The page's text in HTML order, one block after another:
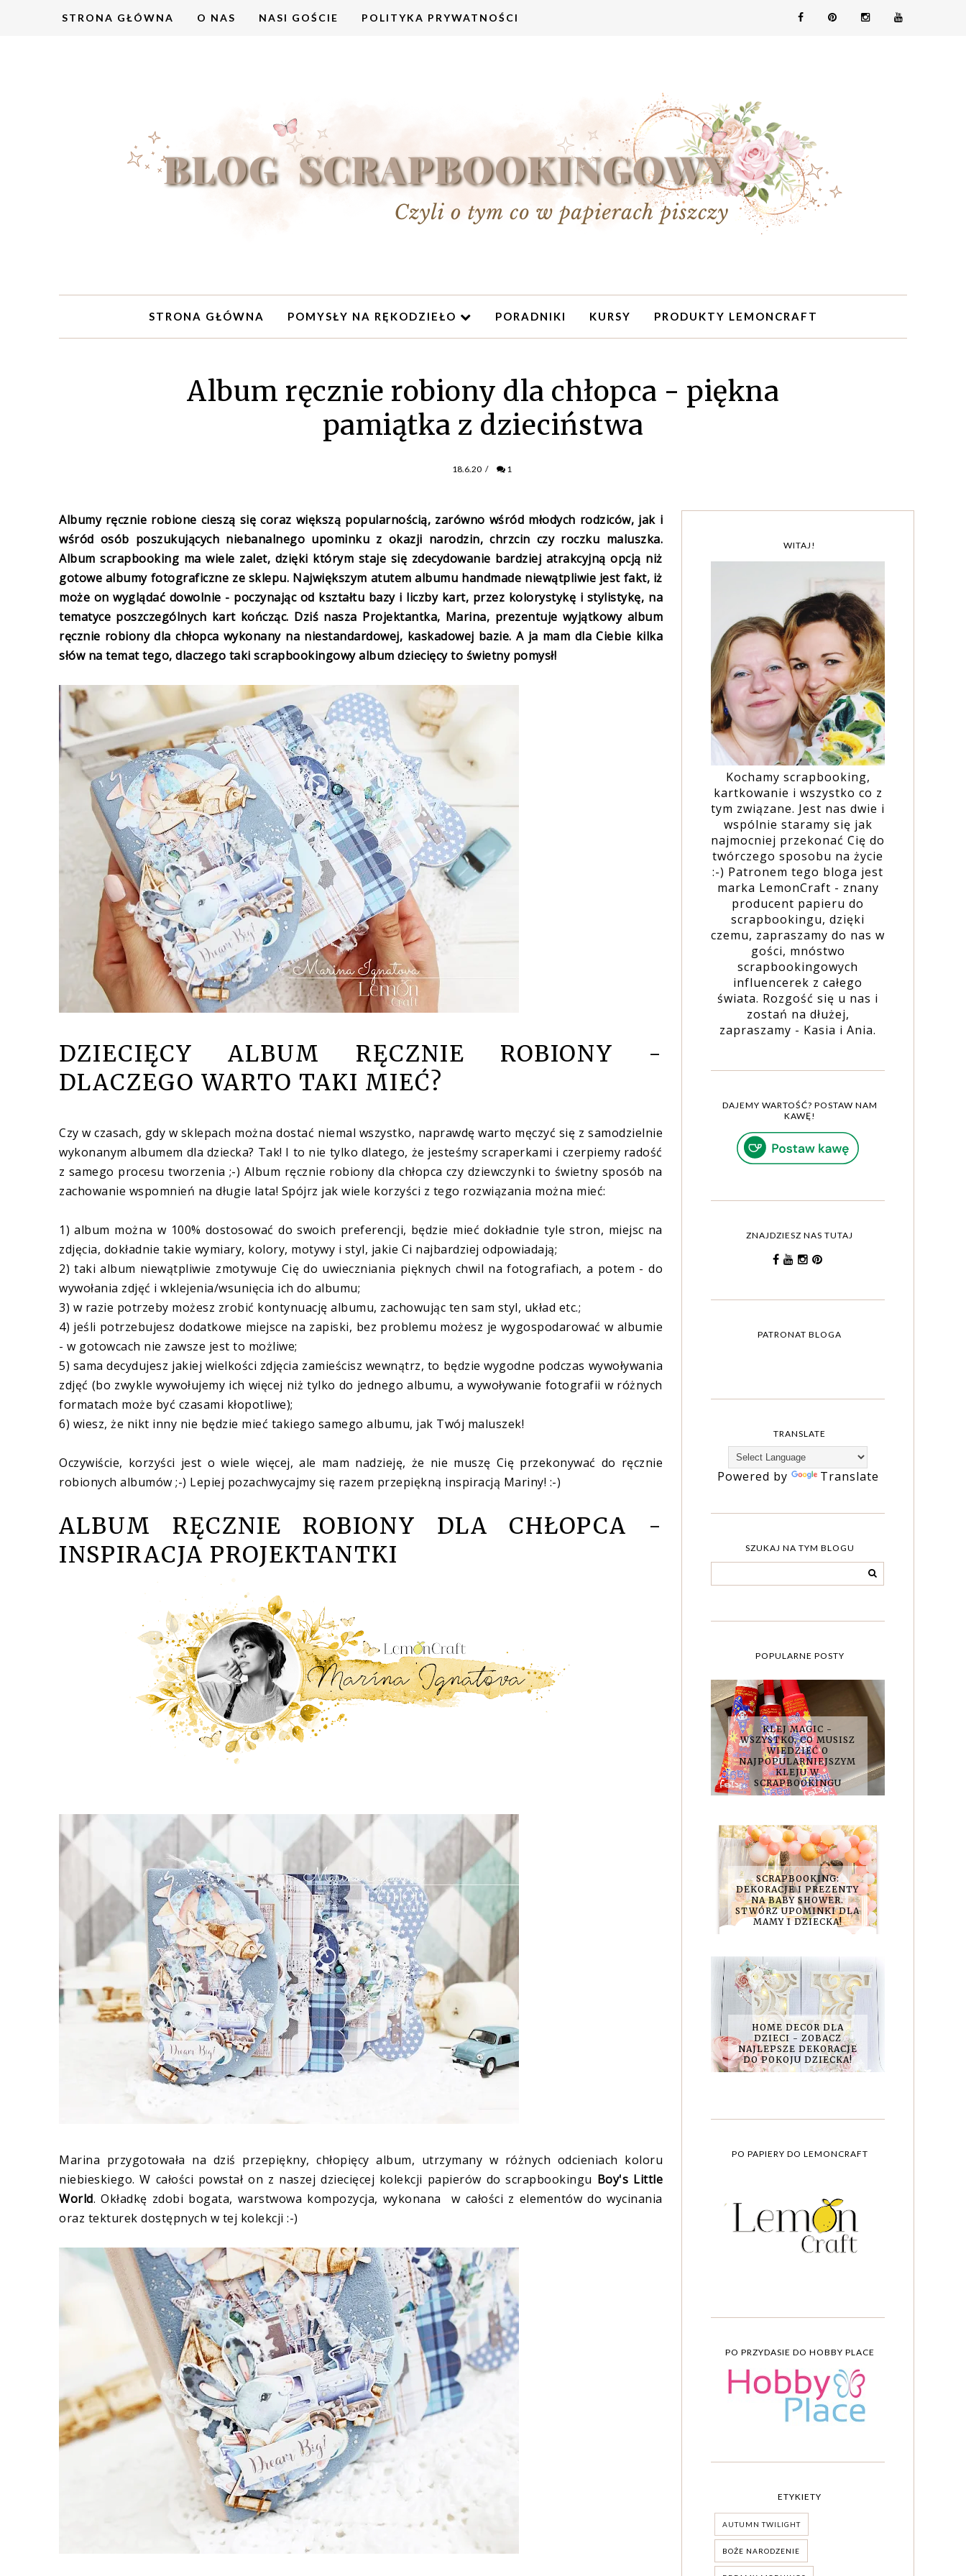
STRONA GŁÓWNA O NAS NASI GOŚCIE POLITYKA PRYWATNOŚCI
STRONA GŁÓWNA POMYSŁY NA RĘKODZIEŁO PORADNIKI KURSY PRODUKTY LEMONCRAFT
Album ręcznie robiony dla chłopca - piękna
pamiątka z dzieciństwa
18.6.20 / 1
Albumy ręcznie robione cieszą się coraz większą popularnością, zarówno wśród młodych rodziców, jak i
wśród osób poszukujących niebanalnego upominku z okazji narodzin, chrzcin czy roczku maluszka.
Album scrapbooking ma wiele zalet, dzięki którym staje się zdecydowanie bardziej atrakcyjną opcją niż
gotowe albumy fotograficzne ze sklepu. Największym atutem albumu handmade niewątpliwie jest fakt, iż
może on wyglądać dowolnie - poczynając od kształtu bazy i liczby kart, przez kolorystykę i stylistykę, na
tematyce poszczególnych kart kończąc. Dziś nasza Projektantka, Marina, prezentuje wyjątkowy album
ręcznie robiony dla chłopca wykonany na niestandardowej, kaskadowej bazie. A ja mam dla Ciebie kilka
słów na temat tego, dlaczego taki scrapbookingowy album dziecięcy to świetny pomysł!
DZIECIĘCY ALBUM RĘCZNIE ROBIONY -
DLACZEGO WARTO TAKI MIEĆ?
Czy w czasach, gdy w sklepach można dostać niemal wszystko, naprawdę warto męczyć się z samodzielnie
wykonanym albumem dla dziecka? Tak! I to nie tylko dlatego, że jesteśmy scraperkami i czerpiemy radość
z samego procesu tworzenia ;-) Album ręcznie robiony dla chłopca czy dziewczynki to świetny sposób na
zachowanie wspomnień na długie lata! Spójrz jak wiele korzyści z tego rozwiązania można mieć:
1) album można w 100% dostosować do swoich preferencji, będzie mieć dokładnie tyle stron, miejsc na
zdjęcia, dokładnie takie wymiary, kolory, motywy i styl, jakie Ci najbardziej odpowiadają;
2) taki album niewątpliwie zmotywuje Cię do uwieczniania pięknych chwil na fotografiach, a potem - do
wywołania zdjęć i wklejenia/wsunięcia ich do albumu;
3) w razie potrzeby możesz zrobić kontynuację albumu, zachowując ten sam styl, układ etc.;
4) jeśli potrzebujesz dodatkowe miejsce na zapiski, bez problemu możesz je wygospodarować w albumie
- w gotowcach nie zawsze jest to możliwe;
5) sama decydujesz jakiej wielkości zdjęcia zamieścisz wewnątrz, to będzie wygodne podczas wywoływania
zdjęć (bo zwykle wywołujemy ich więcej niż tylko do jednego albumu, a wywoływanie fotografii w różnych
formatach może być czasami kłopotliwe);
6) wiesz, że nikt inny nie będzie mieć takiego samego albumu, jak Twój maluszek!
Oczywiście, korzyści jest o wiele więcej, ale mam nadzieję, że nie muszę Cię przekonywać do ręcznie
robionych albumów ;-) Lepiej pozachwycajmy się razem przepiękną inspiracją Mariny! :-)
ALBUM RĘCZNIE ROBIONY DLA CHŁOPCA -
INSPIRACJA PROJEKTANTKI
Marina przygotowała na dziś przepiękny, chłopięcy album, utrzymany w różnych odcieniach koloru
niebieskiego. W całości powstał on z naszejdziecięcej kolekcji papierów do scrapbookingu Boy's Little
World. Okładkę zdobi bogata, warstwowa kompozycja, wykonana w całości z elementów do wycinania
oraz tekturek dostępnych w tej kolekcji :-)
WITAJ!
Kochamy scrapbooking,
kartkowanie i wszystko co z
tym związane. Jest nas dwie i
wspólnie staramy się jak
najmocniej przekonać Cię do
twórczego sposobu na życie
:-) Patronem tego bloga jest
marka LemonCraft - znany
producent papieru do
scrapbookingu, dzięki
czemu, zapraszamy do nas w
gości, mnóstwo
scrapbookingowych
influencerek z całego
świata. Rozgość się u nas i
zostań na dłużej,
zapraszamy - Kasia i Ania.
DAJEMY WARTOŚĆ? POSTAW NAM
KAWĘ!
ZNAJDZIESZ NAS TUTAJ
PATRONAT BLOGA
TRANSLATE
Powered by Translate
SZUKAJ NA TYM BLOGU
POPULARNE POSTY
KLEJ MAGIC -
WSZYSTKO, CO MUSISZ
WIEDZIEĆ O
NAJPOPULARNIEJSZYM
KLEJU W
SCRAPBOOKINGU
SCRAPBOOKING:
DEKORACJE I PREZENTY
NA BABY SHOWER.
STWÓRZ UPOMINKI DLA
MAMY I DZIECKA!
HOME DECOR DLA
DZIECI - ZOBACZ
NAJLEPSZE DEKORACJE
DO POKOJU DZIECKA!
PO PAPIERY DO LEMONCRAFT
PO PRZYDASIE DO HOBBY PLACE
ETYKIETY
AUTUMN TWILIGHT
BOŻE NARODZENIE